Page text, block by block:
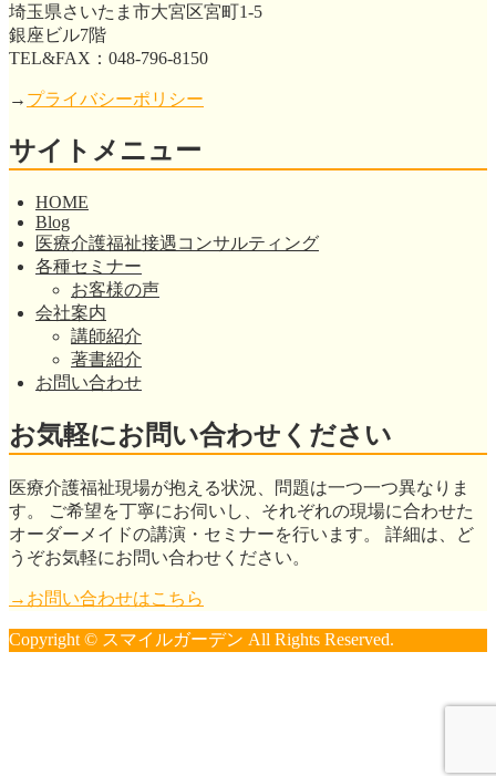
埼玉県さいたま市大宮区宮町1-5
銀座ビル7階
TEL&FAX：048-796-8150
→ プライバシーポリシー
サイトメニュー
HOME
Blog
医療介護福祉接遇コンサルティング
各種セミナー
お客様の声
会社案内
講師紹介
著書紹介
お問い合わせ
お気軽にお問い合わせください
医療介護福祉現場が抱える状況、問題は一つ一つ異なりま
す。 ご希望を丁寧にお伺いし、それぞれの現場に合わせた
オーダーメイドの講演・セミナーを行います。 詳細は、ど
うぞお気軽にお問い合わせください。
→お問い合わせはこちら
Copyright © スマイルガーデン All Rights Reserved.